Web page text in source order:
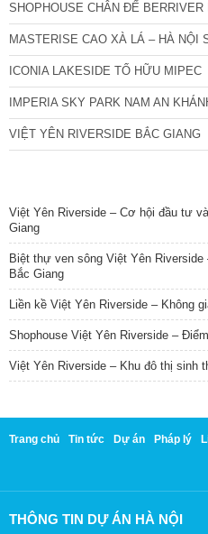
SHOPHOUSE CHÂN ĐẾ BERRIVER
MASTERISE CAO XÀ LÁ – HÀ NỘI
ICONIA LAKESIDE TỐ HỮU MIPEC
IMPERIA SKY PARK NAM AN
VIỆT YÊN RIVERSIDE BẮC GIANG
Việt Yên Riverside – Cơ hội đầu tư
Giang
Biệt thự ven sông Việt Yên
Bắc Giang
Liền kề Việt Yên Riverside – Không
Shophouse Việt Yên Riverside –
Việt Yên Riverside – Khu đô thị sinh
Trang chủ Tin tức Dự án Pháp lý
THÔNG TIN DỰ ÁN HÀ NỘI